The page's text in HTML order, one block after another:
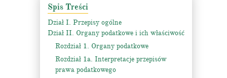
Spis Treści
Dział I. Przepisy ogólne
Dział II. Organy podatkowe i ich właściwość
Rozdział 1. Organy podatkowe
Rozdział 1a. Interpretacje przepisów
prawa podatkowego